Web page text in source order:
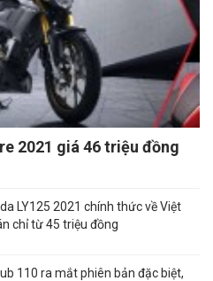
2021 giá 46 triệu đồng
LY125 2021 chính thức về Việt
chỉ từ 45 triệu đồng
110 ra mắt phiên bản đặc biệt,